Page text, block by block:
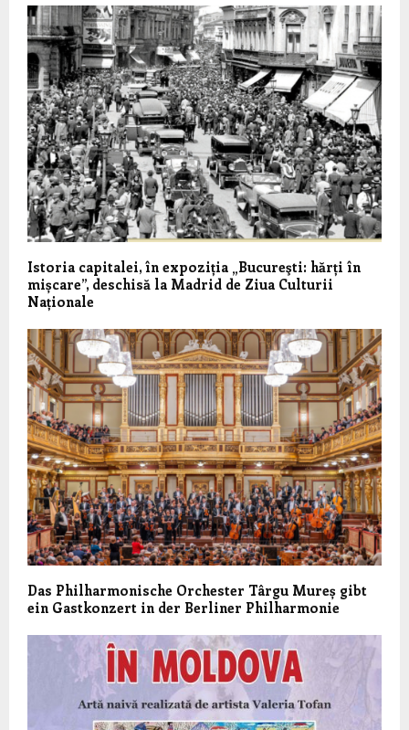
Istoria capitalei, în expoziția „Bucureşti: hărți în
mișcare”, deschisă la Madrid de Ziua Culturii
Naționale
Das Philharmonische Orchester Târgu Mureș gibt
ein Gastkonzert in der Berliner Philharmonie